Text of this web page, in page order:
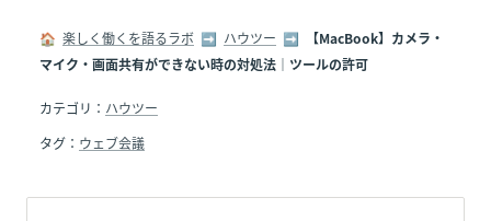
🏠 楽しく働くを語るラボ
  ➡
ハウツー
  ➡
【MacBook】カメラ・
マイク・画面共有ができない時の対処法｜ツールの許可
カテゴリ： ハウツー
タグ： ウェブ会議